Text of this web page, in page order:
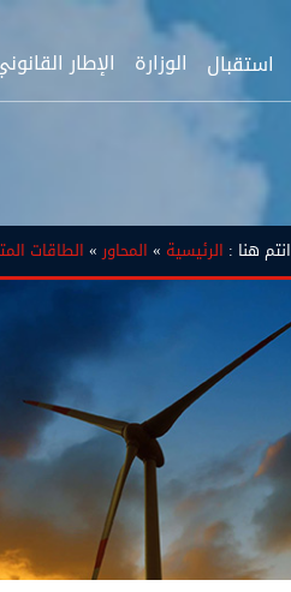
استقبال الوزارة الإطار
انتم هنا : الرئيسية » المحاور» الطاقات